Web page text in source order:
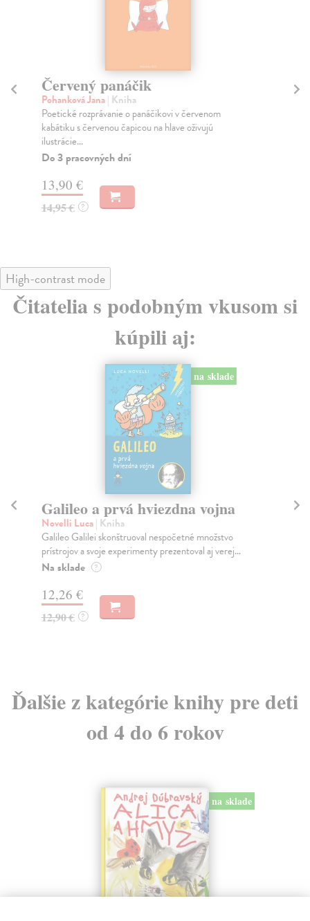
Červený panáčik
Pohanková Jana| Kniha
Poetické rozprávanie o panáčikovi v červenom
kabátiku s červenou čapicou na hlave oživujú
ilustrácie...
Do 3 pracovných dní
13,90 €
14,95 € ?
High-contrast mode
Čitatelia s podobným vkusom si
kúpili aj:
na sklade
Galileo a prvá hviezdna vojna
Novelli Luca| Kniha
Galileo Galilei skonštruoval nespočetné množstvo
prístrojov a svoje experimenty prezentoval aj verej...
Na sklade ?
12,26 €
12,90 € ?
Ďalšie z kategórie knihy pre deti
od 4 do 6 rokov
na sklade